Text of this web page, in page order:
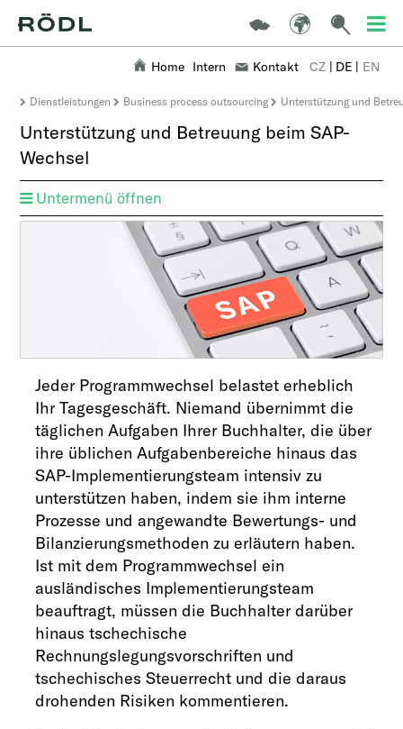
Home Intern Kontakt CZ | DE | EN
Dienstleistungen Business process outsourcing Unterstützung und
Unterstützung und Betreuung beim SAP-
Wechsel
Untermenü öffnen
​​​​​​​​​​​​​​​​​​​Jeder Programmwechsel belastet erheblich
Ihr Tagesgeschäft. Niemand übernimmt die
täglichen Aufgaben Ihrer Buchhalter, die über
ihre üblichen Aufgabenbereiche hinaus das
SAP-Implementierungsteam intensiv zu
unterstützen haben, indem sie ihm interne
Prozesse und angewandte Bewertungs- und
Bilanzierungsmethoden zu erläutern haben.
Ist mit dem Programmwechsel ein
ausländisches Implementierungsteam
beauftragt, müssen die Buchhalter darüber
hinaus tschechische
Rechnungslegungsvorschriften und
tschechisches Steuerrecht und die daraus
drohenden Risiken kommentieren.​